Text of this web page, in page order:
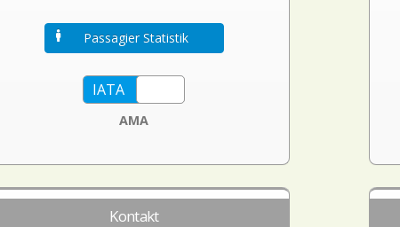
Passagier Statistik
AMA
Kontakt